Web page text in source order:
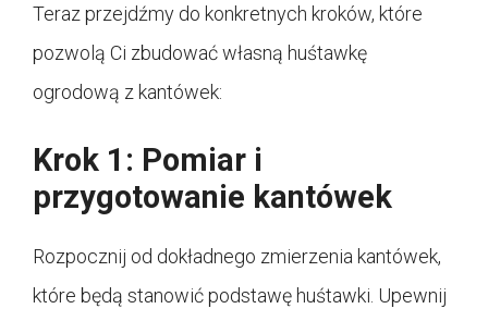
Teraz przejdźmy do konkretnych kroków, które
pozwolą Ci zbudować własną huśtawkę
ogrodową z kantówek:
Krok 1: Pomiar i
przygotowanie kantówek
Rozpocznij od dokładnego zmierzenia kantówek,
które będą stanowić podstawę huśtawki. Upewnij